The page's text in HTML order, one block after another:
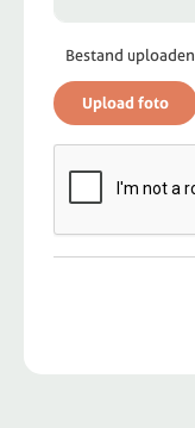
Bestand uploaden